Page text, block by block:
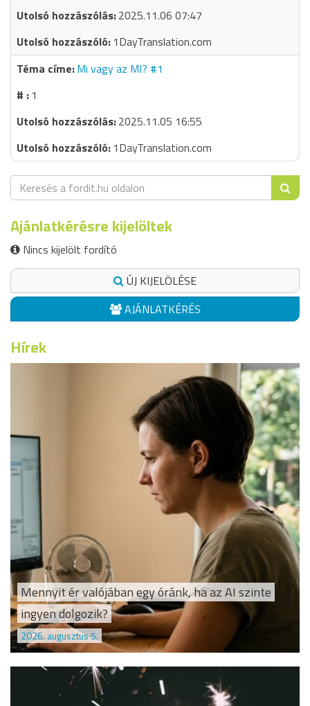
2025.11.06 07:47
1DayTranslation.com
Mi vagy az MI? #1
1
2025.11.05 16:55
1DayTranslation.com
Ajánlatkérésre kijelöltek
Nincs kijelölt fordító
ÚJ KIJELÖLÉSE
AJÁNLATKÉRÉS
Hírek
Mennyit ér valójában egy óránk, ha az AI szinte
ingyen dolgozik?
2026. augusztus 5.